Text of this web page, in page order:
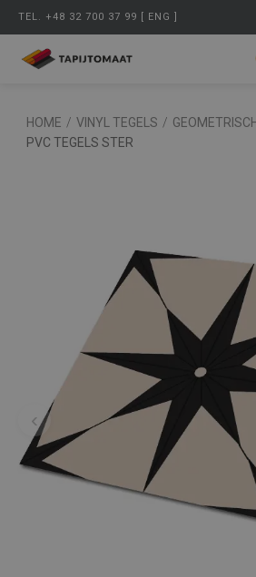
TEL. +48 32 700 37 99 [ ENG ]
HOME / VINYL TEGELS /
PVC TEGELS STER
‹